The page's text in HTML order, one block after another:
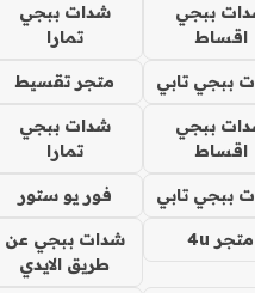
ببجي
اقساط
شدات ببجي
تمارا
ببجي تابي متجر تقسيط
ببجي
اقساط
شدات ببجي
تمارا
ببجي تابي فور يو ستور
متجر 4u
شدات ببجي عن
طريق الايدي